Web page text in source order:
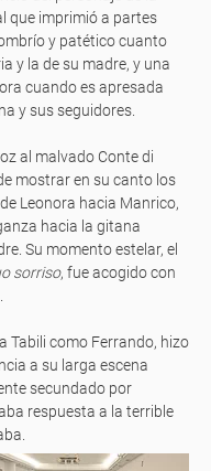
que imprimió a partes
y patético cuanto
y la de su madre, y una
cuando es apresada
y sus seguidores.
al malvado Conte di
mostrar en su canto los
Leonora hacia Manrico,
hacia la gitana
Su momento estelar, el
sorriso, fue acogido con
Tabili como Ferrando, hizo
a su larga escena
secundado por
respuesta a la terrible